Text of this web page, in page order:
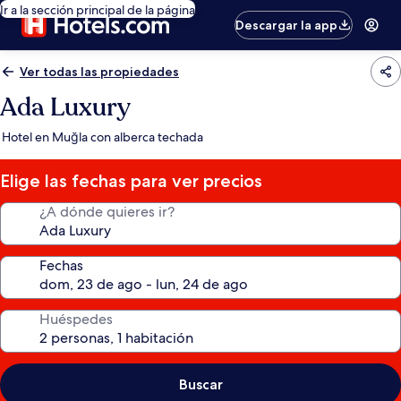
Ir a la sección principal de la página
Descargar la app
Ver todas las propiedades
Ada Luxury
Hotel en Muğla con alberca techada
Elige las fechas para ver precios
¿A dónde quieres ir?
Fechas
Huéspedes
Buscar